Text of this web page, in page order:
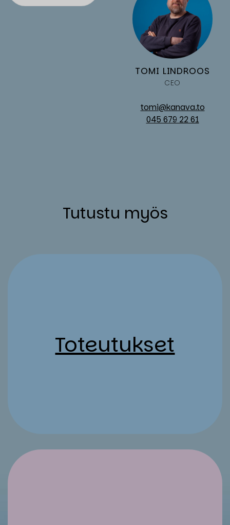
TO­MI LIND­ROOS
CEO
tomi@kanava.to
045 679 22 61
Tu­tus­tu myös
To­teu­tuk­set